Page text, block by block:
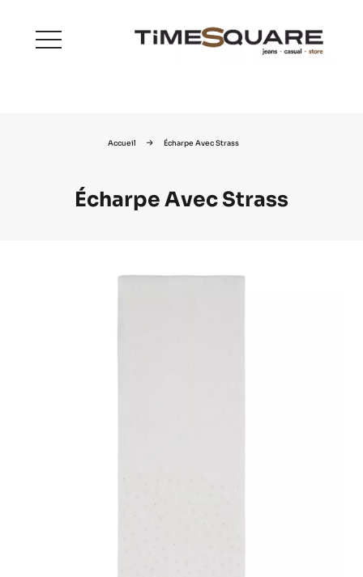
menu
Accueil Écharpe Avec Strass
Écharpe Avec Strass